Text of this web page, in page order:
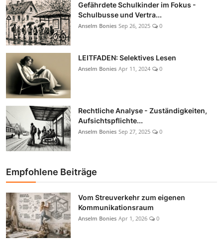
Gefährdete Schulkinder im Fokus -
Schulbusse und Vertra...
Anselm Bonies Sep 26, 2025 0
LEITFADEN: Selektives Lesen
Anselm Bonies Apr 11, 2024 0
Rechtliche Analyse - Zuständigkeiten,
Aufsichtspflichte...
Anselm Bonies Sep 27, 2025 0
Empfohlene Beiträge
Vom Streuverkehr zum eigenen
Kommunikationsraum
Anselm Bonies Apr 1, 2026 0